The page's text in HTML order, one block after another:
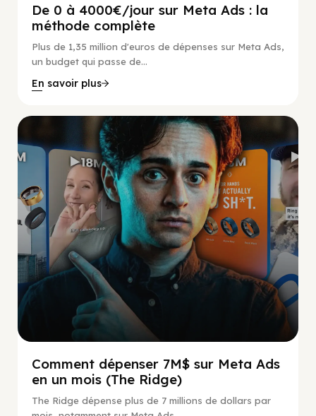
De 0 à 4000€/jour sur Meta Ads : la
méthode complète
Plus de 1,35 million d'euros de dépenses sur Meta Ads,
un budget qui passe de...
En savoir plus
Social Scaling
Comment dépenser 7M$ sur Meta Ads
en un mois (The Ridge)
The Ridge dépense plus de 7 millions de dollars par